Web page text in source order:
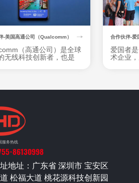
-美国高通公司（Qualcomm）
（高通公司）是全球
无线科技创新者，也是
合作伙伴-爱
爱国者
术企业
服务热线
86130998
地址：广东省 深圳市 宝安区
松福大道 桃花源科技创新园